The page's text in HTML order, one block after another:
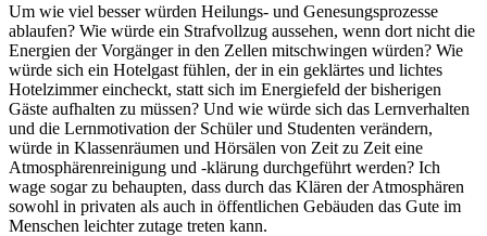
Um wie viel besser würden Heilungs- und Genesungsprozesse
ablaufen? Wie würde ein Strafvollzug aussehen, wenn dort nicht die
Energien der Vorgänger in den Zellen mitschwingen würden? Wie
würde sich ein Hotelgast fühlen, der in ein geklärtes und lichtes
Hotelzimmer eincheckt, statt sich im Energiefeld der bisherigen
Gäste aufhalten zu müssen? Und wie würde sich das Lernverhalten
und die Lernmotivation der Schüler und Studenten verändern,
würde in Klassenräumen und Hörsälen von Zeit zu Zeit eine
Atmosphärenreinigung und -klärung durchgeführt werden? Ich
wage sogar zu behaupten, dass durch das Klären der Atmosphären
sowohl in privaten als auch in öffentlichen Gebäuden das Gute im
Menschen leichter zutage treten kann.